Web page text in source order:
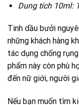
Dung tích 10ml:
Tinh dầu bưởi
những khách hàng
tác dụng chống
phẩm này còn phù
đến nữ giới, người
Nếu bạn muốn tìm